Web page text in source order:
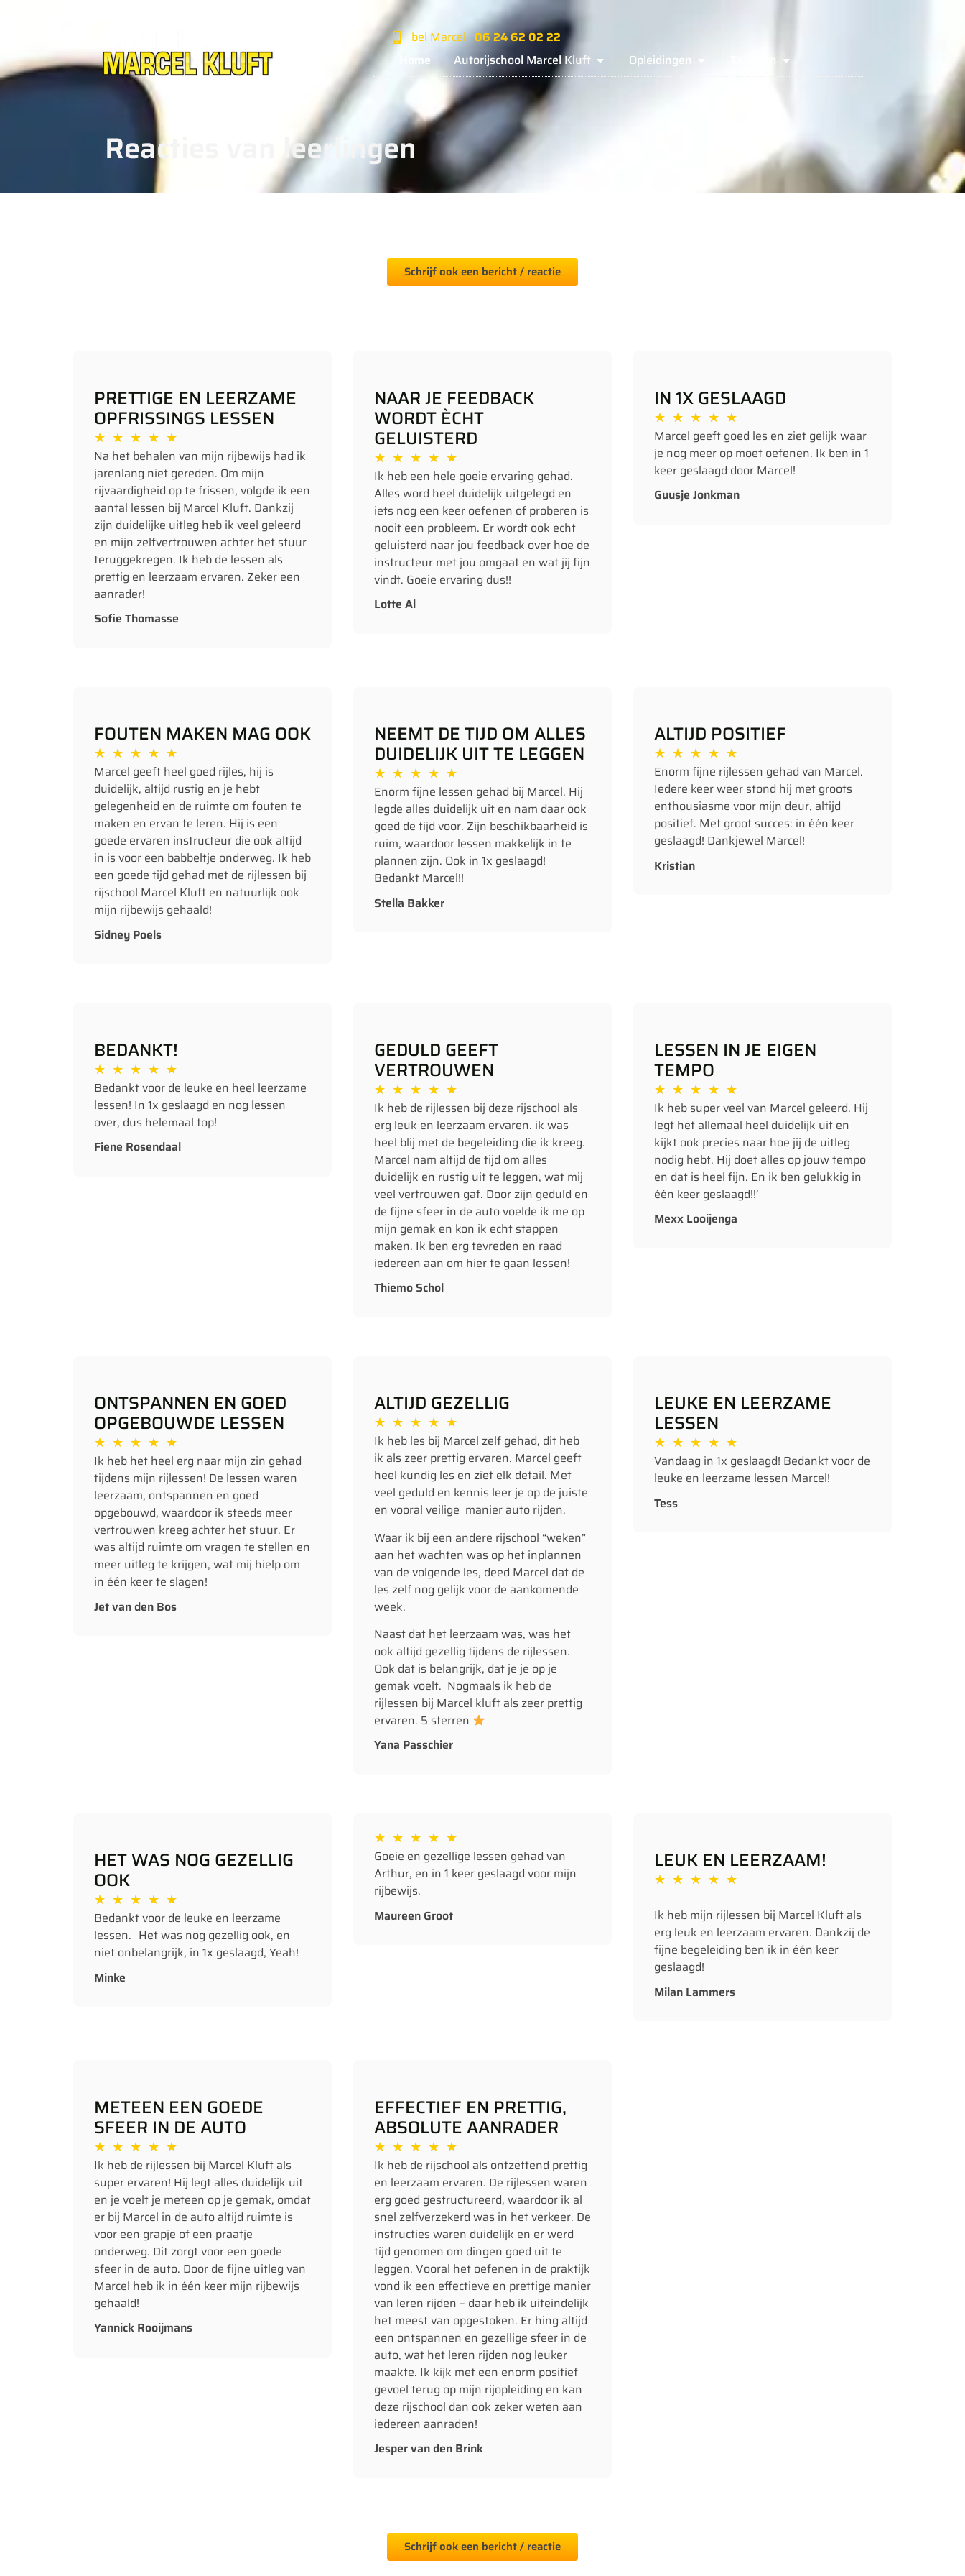
bel Marcel06 24 62 02 22‬‬
Home
Autorijschool Marcel Kluft Opleidingen Tarieven
Reacties van leerlingen
Schrijf ook een bericht / reactie
PRETTIGE EN LEERZAME
OPFRISSINGS LESSEN
★ ★ ★ ★ ★
Na het behalen van mijn rijbewijs had ik
jarenlang niet gereden. Om mijn
rijvaardigheid op te frissen, volgde ik een
aantal lessen bij Marcel Kluft. Dankzij
zijn duidelijke uitleg heb ik veel geleerd
en mijn zelfvertrouwen achter het stuur
teruggekregen. Ik heb de lessen als
prettig en leerzaam ervaren. Zeker een
aanrader!
Sofie Thomasse
NAAR JE FEEDBACK
WORDT ÈCHT
GELUISTERD
★ ★ ★ ★ ★
Ik heb een hele goeie ervaring gehad.
Alles word heel duidelijk uitgelegd en
iets nog een keer oefenen of proberen is
nooit een probleem. Er wordt ook echt
geluisterd naar jou feedback over hoe de
instructeur met jou omgaat en wat jij fijn
vindt. Goeie ervaring dus!!
Lotte Al
IN 1X GESLAAGD
★ ★ ★ ★ ★
Marcel geeft goed les en ziet gelijk waar
je nog meer op moet oefenen. Ik ben in 1
keer geslaagd door Marcel!
Guusje Jonkman
FOUTEN MAKEN MAG OOK
★ ★ ★ ★ ★
Marcel geeft heel goed rijles, hij is
duidelijk, altijd rustig en je hebt
gelegenheid en de ruimte om fouten te
maken en ervan te leren. Hij is een
goede ervaren instructeur die ook altijd
in is voor een babbeltje onderweg. Ik heb
een goede tijd gehad met de rijlessen bij
rijschool Marcel Kluft en natuurlijk ook
mijn rijbewijs gehaald!
Sidney Poels
NEEMT DE TIJD OM ALLES
DUIDELIJK UIT TE LEGGEN
★ ★ ★ ★ ★
Enorm fijne lessen gehad bij Marcel. Hij
legde alles duidelijk uit en nam daar ook
goed de tijd voor. Zijn beschikbaarheid is
ruim, waardoor lessen makkelijk in te
plannen zijn. Ook in 1x geslaagd!
Bedankt Marcel!!
Stella Bakker
ALTIJD POSITIEF
★ ★ ★ ★ ★
Enorm fijne rijlessen gehad van Marcel.
Iedere keer weer stond hij met groots
enthousiasme voor mijn deur, altijd
positief. Met groot succes: in één keer
geslaagd! Dankjewel Marcel!
Kristian
BEDANKT!
★ ★ ★ ★ ★
Bedankt voor de leuke en heel leerzame
lessen! In 1x geslaagd en nog lessen
over, dus helemaal top!
Fiene Rosendaal
GEDULD GEEFT
VERTROUWEN
★ ★ ★ ★ ★
Ik heb de rijlessen bij deze rijschool als
erg leuk en leerzaam ervaren. ik was
heel blij met de begeleiding die ik kreeg.
Marcel nam altijd de tijd om alles
duidelijk en rustig uit te leggen, wat mij
veel vertrouwen gaf. Door zijn geduld en
de fijne sfeer in de auto voelde ik me op
mijn gemak en kon ik echt stappen
maken. Ik ben erg tevreden en raad
iedereen aan om hier te gaan lessen!
Thiemo Schol
LESSEN IN JE EIGEN
TEMPO
★ ★ ★ ★ ★
Ik heb super veel van Marcel geleerd. Hij
legt het allemaal heel duidelijk uit en
kijkt ook precies naar hoe jij de uitleg
nodig hebt. Hij doet alles op jouw tempo
en dat is heel fijn. En ik ben gelukkig in
één keer geslaagd!!’
Mexx Looijenga
ONTSPANNEN EN GOED
OPGEBOUWDE LESSEN
★ ★ ★ ★ ★
Ik heb het heel erg naar mijn zin gehad
tijdens mijn rijlessen! De lessen waren
leerzaam, ontspannen en goed
opgebouwd, waardoor ik steeds meer
vertrouwen kreeg achter het stuur. Er
was altijd ruimte om vragen te stellen en
meer uitleg te krijgen, wat mij hielp om
in één keer te slagen!
Jet van den Bos
ALTIJD GEZELLIG
★ ★ ★ ★ ★
Ik heb les bij Marcel zelf gehad, dit heb
ik als zeer prettig ervaren. Marcel geeft
heel kundig les en ziet elk detail. Met
veel geduld en kennis leer je op de juiste
en vooral veilige manier auto rijden.
Waar ik bij een andere rijschool “weken”
aan het wachten was op het inplannen
van de volgende les, deed Marcel dat de
les zelf nog gelijk voor de aankomende
week.
Naast dat het leerzaam was, was het
ook altijd gezellig tijdens de rijlessen.
Ook dat is belangrijk, dat je je op je
gemak voelt. Nogmaals ik heb de
rijlessen bij Marcel kluft als zeer prettig
ervaren. 5 sterren
Yana Passchier
LEUKE EN LEERZAME
LESSEN
★ ★ ★ ★ ★
Vandaag in 1x geslaagd! Bedankt voor de
leuke en leerzame lessen Marcel!
Tess
HET WAS NOG GEZELLIG
OOK
★ ★ ★ ★ ★
Bedankt voor de leuke en leerzame
lessen. Het was nog gezellig ook, en
niet onbelangrijk, in 1x geslaagd, Yeah!
Minke
★ ★ ★ ★ ★
Goeie en gezellige lessen gehad van
Arthur, en in 1 keer geslaagd voor mijn
rijbewijs.
Maureen Groot
LEUK EN LEERZAAM!
★ ★ ★ ★ ★
Ik heb mijn rijlessen bij Marcel Kluft als
erg leuk en leerzaam ervaren. Dankzij de
fijne begeleiding ben ik in één keer
geslaagd!
Milan Lammers
METEEN EEN GOEDE
SFEER IN DE AUTO
★ ★ ★ ★ ★
Ik heb de rijlessen bij Marcel Kluft als
super ervaren! Hij legt alles duidelijk uit
en je voelt je meteen op je gemak, omdat
er bij Marcel in de auto altijd ruimte is
voor een grapje of een praatje
onderweg. Dit zorgt voor een goede
sfeer in de auto. Door de fijne uitleg van
Marcel heb ik in één keer mijn rijbewijs
gehaald!
Yannick Rooijmans
EFFECTIEF EN PRETTIG,
ABSOLUTE AANRADER
★ ★ ★ ★ ★
Ik heb de rijschool als ontzettend prettig
en leerzaam ervaren. De rijlessen waren
erg goed gestructureerd, waardoor ik al
snel zelfverzekerd was in het verkeer. De
instructies waren duidelijk en er werd
tijd genomen om dingen goed uit te
leggen. Vooral het oefenen in de praktijk
vond ik een effectieve en prettige manier
van leren rijden – daar heb ik uiteindelijk
het meest van opgestoken. Er hing altijd
een ontspannen en gezellige sfeer in de
auto, wat het leren rijden nog leuker
maakte. Ik kijk met een enorm positief
gevoel terug op mijn rijopleiding en kan
deze rijschool dan ook zeker weten aan
iedereen aanraden!
Jesper van den Brink
Schrijf ook een bericht / reactie